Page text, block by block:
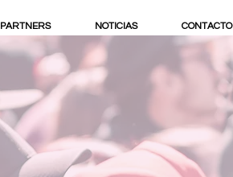
PARTNERS NOTICIAS CONTACTO